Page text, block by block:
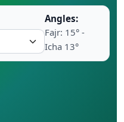
Ramadan
Angles:
Fajr: 15° -
Icha 13°